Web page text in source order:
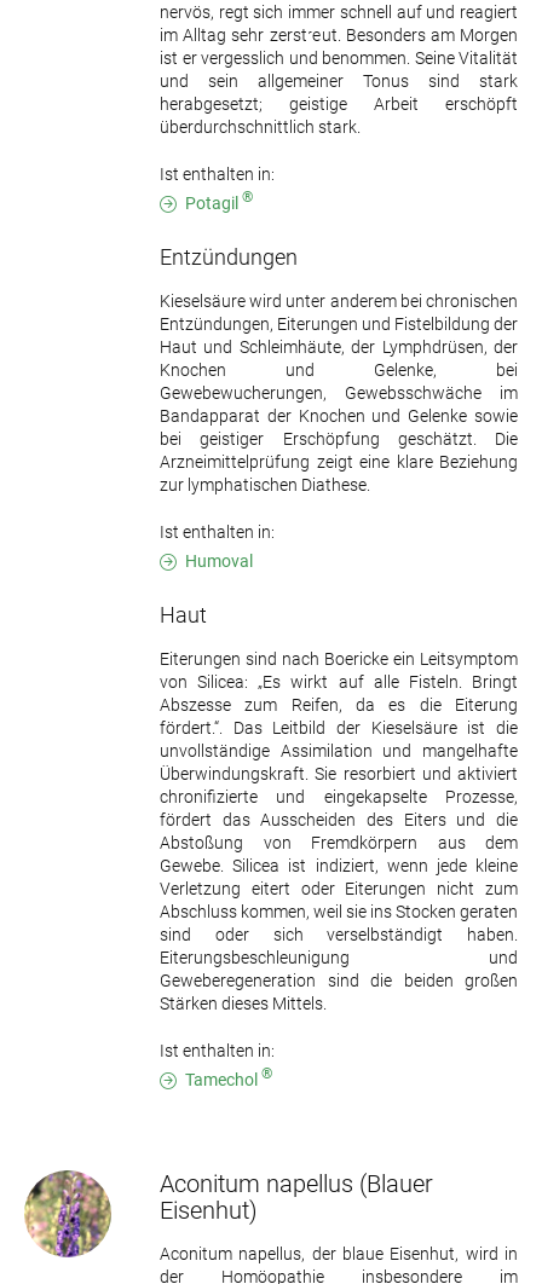
nervös, regt sich immer schnell auf und reagiert
im Alltag sehr zerstreut. Besonders am Morgen
ist er vergesslich und benommen. Seine Vitalität
und sein allgemeiner Tonus sind stark
herabgesetzt; geistige Arbeit erschöpft
überdurchschnittlich stark.
Ist enthalten in:
Potagil ®
Entzündungen
Kieselsäure wird unter anderem bei chronischen
Entzündungen, Eiterungen und Fistelbildung der
Haut und Schleimhäute, der Lymphdrüsen, der
Knochen und Gelenke, bei
Gewebewucherungen, Gewebsschwäche im
Bandapparat der Knochen und Gelenke sowie
bei geistiger Erschöpfung geschätzt. Die
Arzneimittelprüfung zeigt eine klare Beziehung
zur lymphatischen Diathese.
Ist enthalten in:
Humoval
Haut
Eiterungen sind nach Boericke ein Leitsymptom
von Silicea: „Es wirkt auf alle Fisteln. Bringt
Abszesse zum Reifen, da es die Eiterung
fördert.“. Das Leitbild der Kieselsäure ist die
unvollständige Assimilation und mangelhafte
Überwindungskraft. Sie resorbiert und aktiviert
chronifizierte und eingekapselte Prozesse,
fördert das Ausscheiden des Eiters und die
Abstoßung von Fremdkörpern aus dem
Gewebe. Silicea ist indiziert, wenn jede kleine
Verletzung eitert oder Eiterungen nicht zum
Abschluss kommen, weil sie ins Stocken geraten
sind oder sich verselbständigt haben.
Eiterungsbeschleunigung und
Geweberegeneration sind die beiden großen
Stärken dieses Mittels.
Ist enthalten in:
Tamechol ®
Aconitum napellus (Blauer
Eisenhut)
Aconitum napellus, der blaue Eisenhut, wird in
der Homöopathie insbesondere im